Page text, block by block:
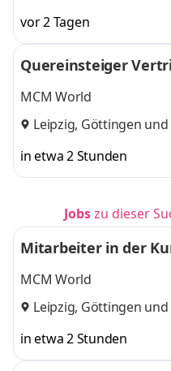
vor 2 Tagen
MCM World
Leipzig, Göttingen und
in etwa 2 Stunden
Jobszu dieser
Mitarbeiter in der
MCM World
Leipzig, Göttingen und
in etwa 2 Stunden